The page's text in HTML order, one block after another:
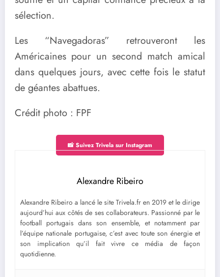
sélection.
Les “Navegadoras” retrouveront les
Américaines pour un second match amical
dans quelques jours, avec cette fois le statut
de géantes abattues.
Crédit photo : FPF
📸 Suivez Trivela sur Instagram
Alexandre Ribeiro
Alexandre Ribeiro a lancé le site Trivela.fr en 2019 et le dirige
aujourd’hui aux côtés de ses collaborateurs. Passionné par le
football portugais dans son ensemble, et notamment par
l’équipe nationale portugaise, c’est avec toute son énergie et
son implication qu’il fait vivre ce média de façon
quotidienne.